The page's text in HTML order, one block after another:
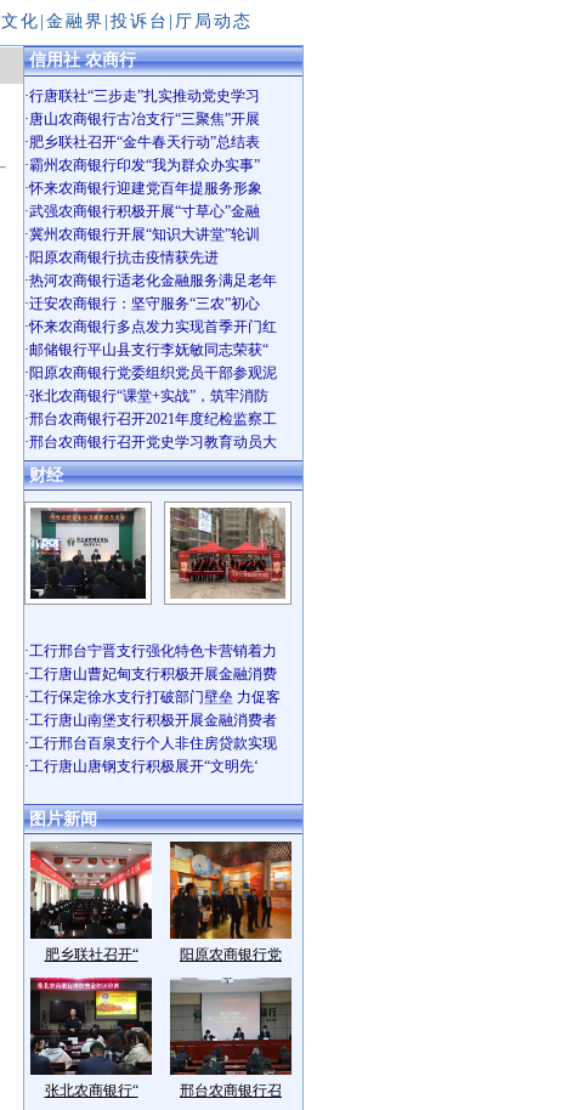
文化 金融界 投诉台 厅局动态
信用社 农商行
·行唐联社“三步走”扎实推动党史学习
·唐山农商银行古冶支行“三聚焦”开展
·肥乡联社召开“金牛春天行动”总结表
·霸州农商银行印发“我为群众办实事”
·怀来农商银行迎建党百年提服务形象
·武强农商银行积极开展“寸草心”金融
·冀州农商银行开展“知识大讲堂”轮训
·阳原农商银行抗击疫情获先进
·热河农商银行适老化金融服务满足老年
·迁安农商银行：坚守服务“三农”初心
·怀来农商银行多点发力实现首季开门红
·邮储银行平山县支行李妩敏同志荣获“
·阳原农商银行党委组织党员干部参观泥
·张北农商银行“课堂+实战”，筑牢消防
·邢台农商银行召开2021年度纪检监察工
·邢台农商银行召开党史学习教育动员大
财经
·工行邢台宁晋支行强化特色卡营销着力
·工行唐山曹妃甸支行积极开展金融消费
·工行保定徐水支行打破部门壁垒 力促客
·工行唐山南堡支行积极开展金融消费者
·工行邢台百泉支行个人非住房贷款实现
·工行唐山唐钢支行积极展开“文明先‘
图片新闻
肥乡联社召开“ 阳原农商银行党
张北农商银行“ 邢台农商银行召